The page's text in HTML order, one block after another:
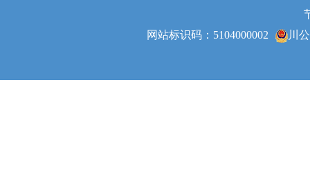
网站标识码：5104000002
川